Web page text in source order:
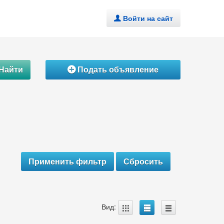
. Войти на сайт
ÁПодать объявление
Вид: A B C